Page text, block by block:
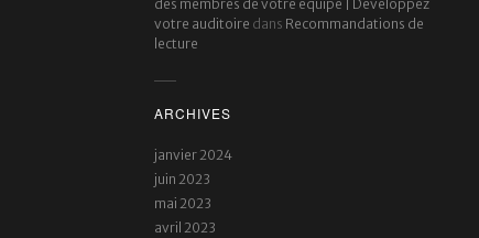
des membres de votre équipe | Developpez
votre auditoire dans Recommandations de
lecture
ARCHIVES
janvier 2024
juin 2023
mai 2023
avril 2023